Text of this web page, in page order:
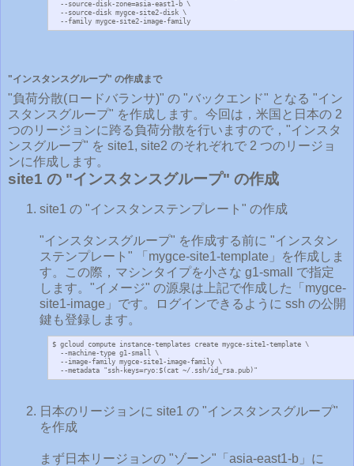
  --family mygce-site2-image-family
"インスタンスグループ" の作成まで
"負荷分散(ロードバランサ)" の "バックエンド" となる "イン
スタンスグループ" を作成します。今回は，米国と日本の 2
つのリージョンに跨る負荷分散を行いますので，"インスタ
ンスグループ" を site1, site2 のそれぞれで 2 つのリージョ
ンに作成します。
site1 の "インスタンスグループ" の作成
site1 の "インスタンステンプレート" の作成
"インスタンスグループ" を作成する前に "インスタン
ステンプレート" 「mygce-site1-template」を作成しま
す。この際，マシンタイプを小さな g1-small で指定
します。"イメージ" の源泉は上記で作成した「mygce-
site1-image」です。ログインできるように ssh の公開
鍵も登録します。
$ gcloud compute instance-templates create mygce-site1-template \
  --metadata "ssh-keys=ryo:$(cat ~/.ssh/id_rsa.pub)"
日本のリージョンに site1 の "インスタンスグループ"
を作成
まず日本リージョンの "ゾーン"「asia-east1-b」に